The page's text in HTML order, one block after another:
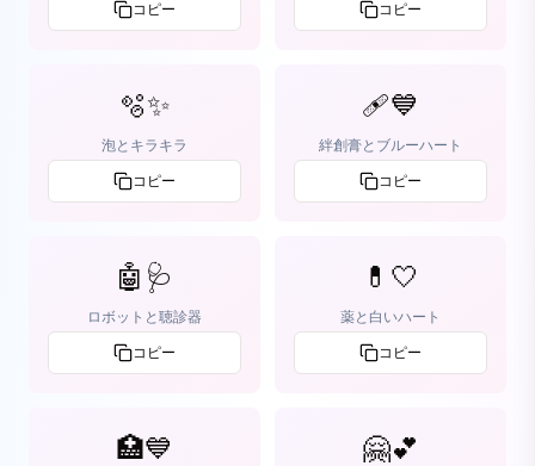
コピー コピー
🫧✨
泡とキラキラ
コピー
🩹💙
絆創膏とブルーハート
コピー
🤖🩺
ロボットと聴診器
コピー
💊🤍
薬と白いハート
コピー
🏥💙 🤗💕